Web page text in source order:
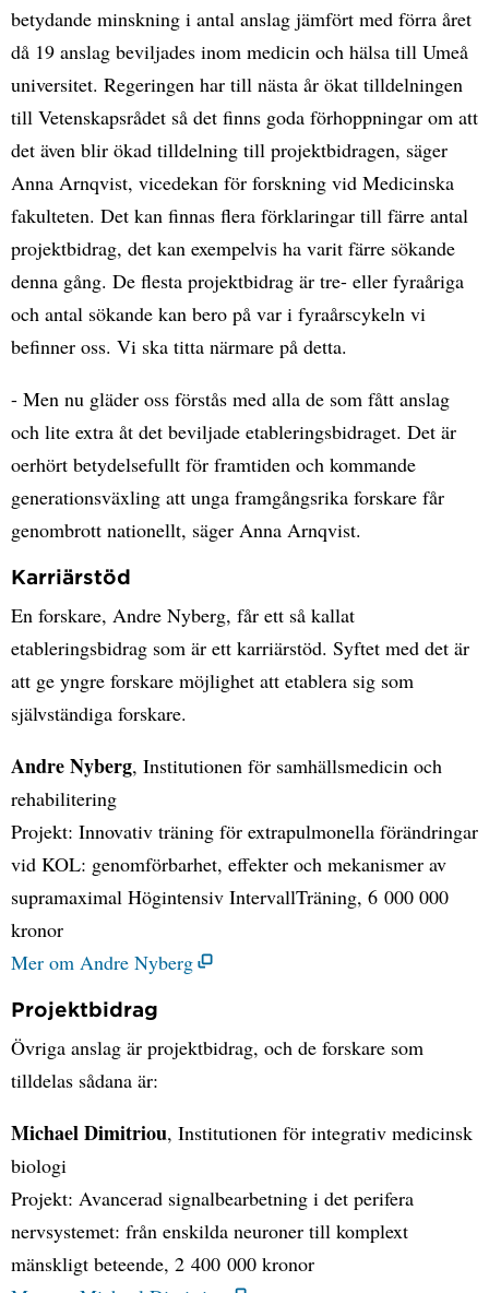
betydande minskning i antal anslag jämfört med förra året
då 19 anslag beviljades inom medicin och hälsa till Umeå
universitet. Regeringen har till nästa år ökat tilldelningen
till Vetenskapsrådet så det finns goda förhoppningar om att
det även blir ökad tilldelning till projektbidragen, säger
Anna Arnqvist, vicedekan för forskning vid Medicinska
fakulteten. Det kan finnas flera förklaringar till färre antal
projektbidrag, det kan exempelvis ha varit färre sökande
denna gång. De flesta projektbidrag är tre- eller fyraåriga
och antal sökande kan bero på var i fyraårscykeln vi
befinner oss. Vi ska titta närmare på detta.
- Men nu gläder oss förstås med alla de som fått anslag
och lite extra åt det beviljade etableringsbidraget. Det är
oerhört betydelsefullt för framtiden och kommande
generationsväxling att unga framgångsrika forskare får
genombrott nationellt, säger Anna Arnqvist.
Karriärstöd
En forskare, Andre Nyberg, får ett så kallat
etableringsbidrag som är ett karriärstöd. Syftet med det är
att ge yngre forskare möjlighet att etablera sig som
självständiga forskare.
Andre Nyberg, Institutionen för samhällsmedicin och
rehabilitering
Projekt: Innovativ träning för extrapulmonella förändringar
vid KOL: genomförbarhet, effekter och mekanismer av
supramaximal Högintensiv IntervallTräning, 6 000 000
kronor
Mer om Andre Nyberg
Projektbidrag
Övriga anslag är projektbidrag, och de forskare som
tilldelas sådana är:
Michael Dimitriou, Institutionen för integrativ medicinsk
biologi
Projekt: Avancerad signalbearbetning i det perifera
nervsystemet: från enskilda neuroner till komplext
mänskligt beteende, 2 400 000 kronor